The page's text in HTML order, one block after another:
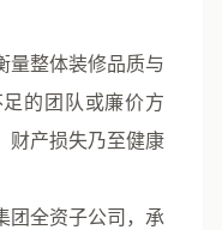
量整体装修品质与
的团队或廉价方
财产损失乃至健康
团全资子公司，承